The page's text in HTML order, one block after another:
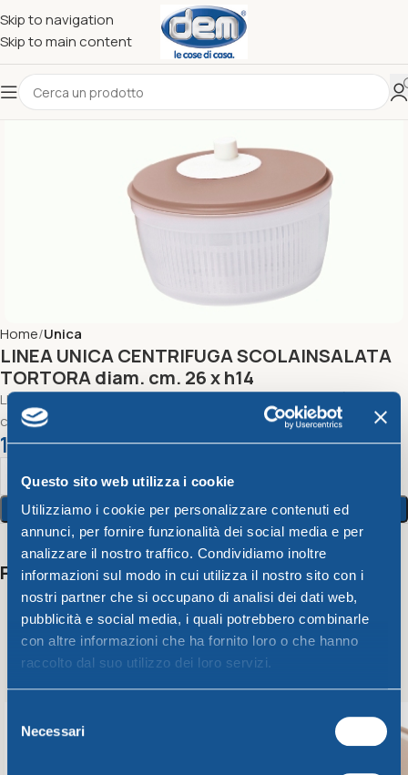
Questo sito web utilizza i cookie
Utilizziamo i cookie per personalizzare contenuti ed
annunci, per fornire funzionalità dei social media e per
analizzare il nostro traffico. Condividiamo inoltre
informazioni sul modo in cui utilizza il nostro sito con i
nostri partner che si occupano di analisi dei dati web,
pubblicità e social media, i quali potrebbero combinarle
con altre informazioni che ha fornito loro o che hanno
raccolto dal suo utilizzo dei loro servizi.
delNecessari
Skip to navigation
Skip to main content
Home Unica
LINEA UNICA CENTRIFUGA SCOLAINSALATA
TORTORA diam. cm. 26 x h14
LINEA UNICA CENTRIFUGA SCOLAINSALATA TORTORAÂ diam.
cm. 26 x h14
11,62€
Aggiungi Al Carrello
Potrebbero interessarti anche